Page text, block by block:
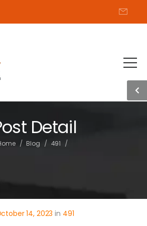
Detail
/ Blog / 491 /
14, 2023 in 491